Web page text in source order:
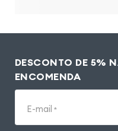
DESCONTO DE 5%
ENCOMENDA
E-mail *